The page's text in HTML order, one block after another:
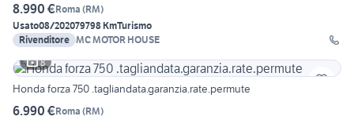
8.990 €Roma (RM)
Usato08/202079798 KmTurismo
Rivenditore MC MOTOR HOUSE
8
Honda forza 750 .tagliandata.garanzia.rate.permute
6.990 €Roma (RM)